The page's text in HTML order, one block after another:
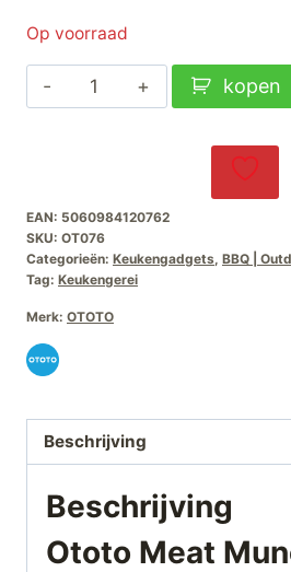
Op voorraad
Ototo
Meat
kopen
EAN: 5060984120762
SKU: OT076
Categorieën: Keukengadgets, BBQ |
Tag: Keukengerei
Merk: OTOTO
Beschrijving
Beschrijving
Ototo Meat